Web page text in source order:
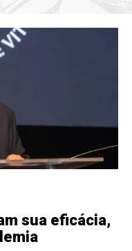
sua eficácia,